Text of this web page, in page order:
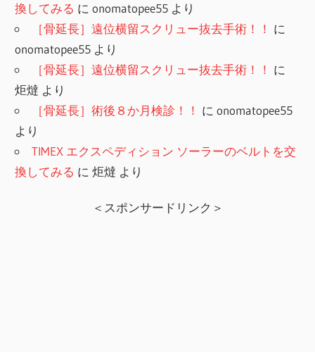
換してみる にonomatopee55 より
［骨延長］遠位横留スクリュー抜去手術！！ に
onomatopee55 より
［骨延長］遠位横留スクリュー抜去手術！！ に
炬燵 より
［骨延長］術後８か月検診！！ にonomatopee55
より
TIMEX エクスペディション ソーラーのベルトを交
換してみる に炬燵 より
＜スポンサードリンク＞